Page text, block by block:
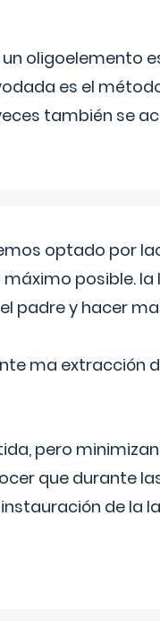
oligoelemento
es el
también se
optado por
posible.
padre y hacer
ma extracción
pero
que durante
de la